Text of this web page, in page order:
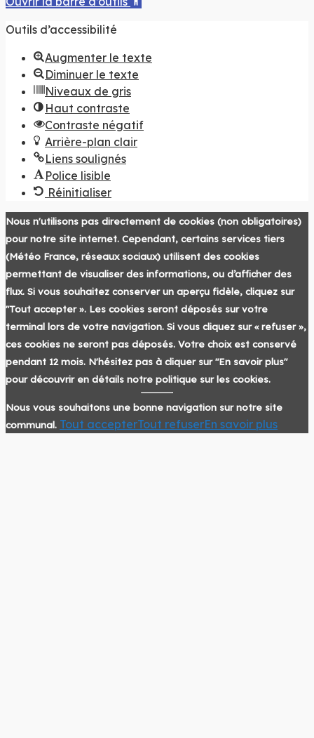
Outils d’accessibilité
Augmenter le texte
Diminuer le texte
Niveaux de gris
Haut contraste
Contraste négatif
Arrière-plan clair
Liens soulignés
Police lisible
Réinitialiser
Nous n'utilisons pas directement de cookies (non obligatoires)
pour notre site internet. Cependant, certains services tiers
(Météo France, réseaux sociaux) utilisent des cookies
permettant de visualiser des informations, ou d’afficher des
flux. Si vous souhaitez conserver un aperçu fidèle, cliquez sur
"Tout accepter ». Les cookies seront déposés sur votre
terminal lors de votre navigation. Si vous cliquez sur « refuser »,
ces cookies ne seront pas déposés. Votre choix est conservé
pendant 12 mois. N'hésitez pas à cliquer sur "En savoir plus"
pour découvrir en détails notre politique sur les cookies.
Nous vous souhaitons une bonne navigation sur notre site
communal. Tout accepterTout refuserEn savoir plus